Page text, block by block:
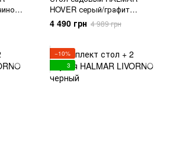
HOVER серый/графит
150*90см
4 490 грн 4 989 грн
−10%
3